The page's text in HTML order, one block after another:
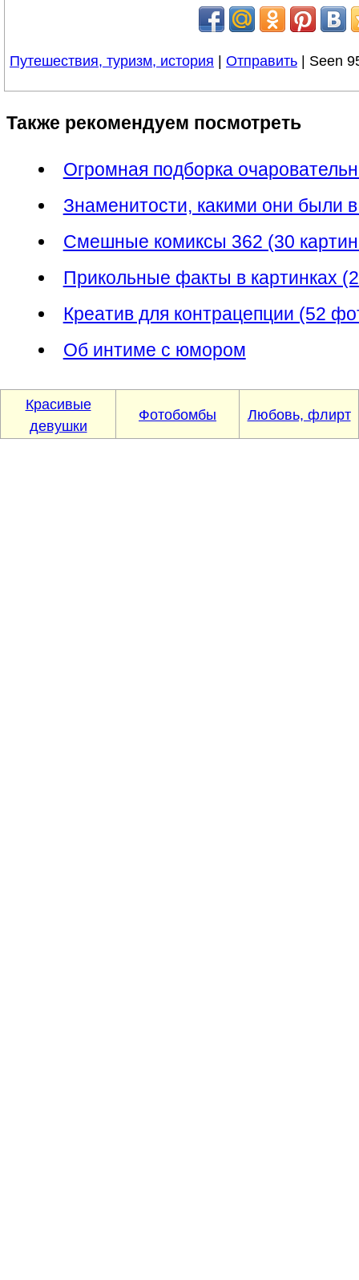
Путешествия, туризм, история Отправить | Seen
Также рекомендуем посмотреть
Огромная подборка
Знаменитости, какими они были
Смешные комиксы 362 (30
Прикольные факты в картинках
Креатив для контрацепции (52
Об интиме с юмором
Красивые
девушки
Фотобомбы Любовь, флирт